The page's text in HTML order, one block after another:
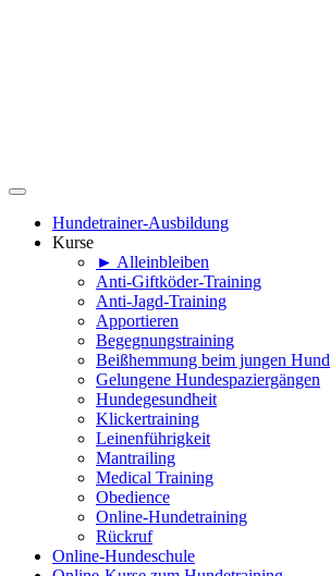
Hundetrainer-Ausbildung
Kurse
► Alleinbleiben
Anti-Giftköder-Training
Anti-Jagd-Training
Apportieren
Begegnungstraining
Beißhemmung beim jungen Hund
Gelungene Hundespaziergängen
Hundegesundheit
Klickertraining
Leinenführigkeit
Mantrailing
Medical Training
Obedience
Online-Hundetraining
Rückruf
Online-Hundeschule